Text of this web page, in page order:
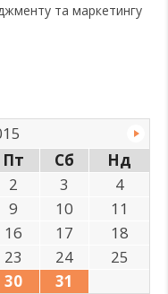
та маркетингу
Пт Сб
Нд
2 3
4
9 10
11
16 17
18
23 24
25
30 31